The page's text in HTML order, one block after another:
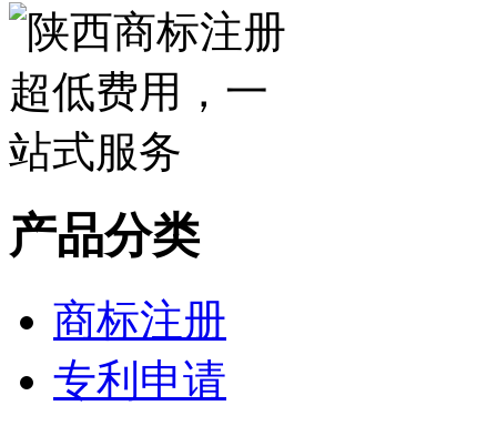
产品分类
商标注册
专利申请